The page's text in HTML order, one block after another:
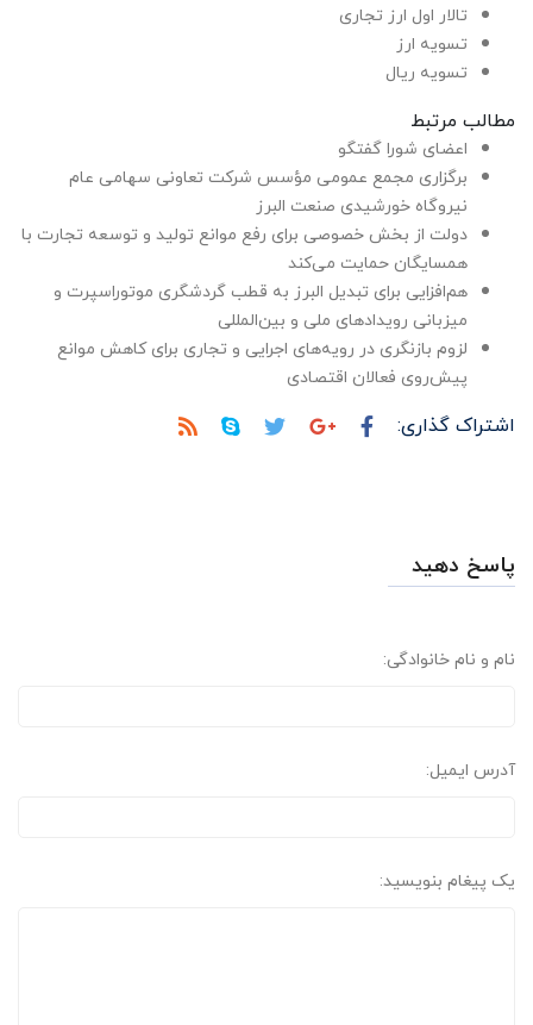
تالار اول ارز تجاری
تسویه ارز
تسویه ریال
مطالب مرتبط
اعضای شورا گفتگو
برگزاری مجمع عمومی مؤسس شرکت تعاونی سهامی عام
نیروگاه خورشیدی صنعت البرز
دولت از بخش خصوصی برای رفع موانع تولید و توسعه تجارت با
همسایگان حمایت می‌کند
هم‌افزایی برای تبدیل البرز به قطب گردشگری موتوراسپرت و
میزبانی رویدادهای ملی و بین‌المللی
لزوم بازنگری در رویه‌های اجرایی و تجاری برای کاهش موانع
پیش‌روی فعالان اقتصادی
اشتراک گذاری:
پاسخ دهید
نام و نام خانوادگی:
آدرس ایمیل:
یک پیغام بنویسید: